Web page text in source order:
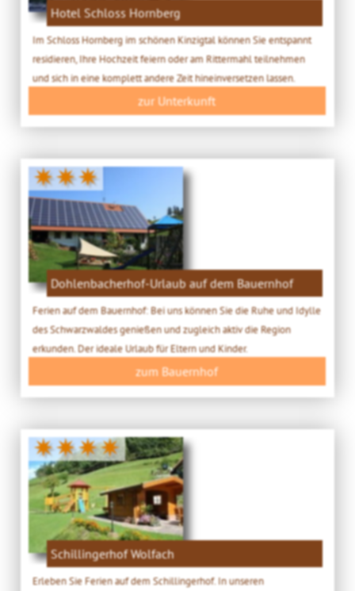
Hotel Schloss Hornberg
Im Schloss Hornberg im schönen Kinzigtal können Sie entspannt
residieren, Ihre Hochzeit feiern oder am Rittermahl teilnehmen
und sich in eine komplett andere Zeit hineinversetzen lassen.
zur Unterkunft
✷✷✷
Dohlenbacherhof-Urlaub auf dem Bauernhof
Ferien auf dem Bauernhof: Bei uns können Sie die Ruhe und Idylle
des Schwarzwaldes genießen und zugleich aktiv die Region
erkunden. Der ideale Urlaub für Eltern und Kinder.
zum Bauernhof
✷✷✷✷
Schillingerhof Wolfach
Erleben Sie Ferien auf dem Schillingerhof. In unseren